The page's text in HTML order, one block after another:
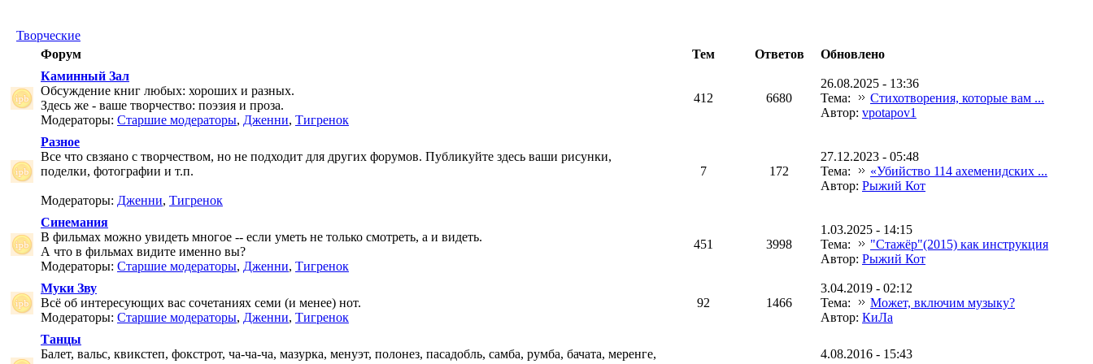
Творческие
Форум
Тем Ответов
Обновлено
Каминный Зал
Обсуждение книг любых: хороших и разных.
Здесь же - ваше творчество: поэзия и проза.
Модераторы: Старшие модераторы, Дженни, Тигренок
412 6680
26.08.2025 - 13:36
Тема:
Стихотворения, которые вам ...
Автор: vpotapov1
Разное
Все что свзяано с творчеством, но не подходит для других форумов. Публикуйте здесь ваши рисунки,
поделки, фотографии и т.п.
Модераторы: Дженни, Тигренок
7 172
27.12.2023 - 05:48
Тема:
«Убийство 114 ахеменидских ...
Автор: Рыжий Кот
Синемания
В фильмах можно увидеть многое -- если уметь не только смотреть, а и видеть.
А что в фильмах видите именно вы?
Модераторы: Старшие модераторы, Дженни, Тигренок
451 3998
1.03.2025 - 14:15
Тема:
"Стажёр"(2015) как инструкция
Автор: Рыжий Кот
Муки Зву
Всё об интересующих вас сочетаниях семи (и менее) нот.
Модераторы: Старшие модераторы, Дженни, Тигренок
92 1466
3.04.2019 - 02:12
Тема:
Может, включим музыку?
Автор: КиЛа
Танцы
Балет, вальс, квикстеп, фокстрот, ча-ча-ча, мазурка, менуэт, полонез, пасадобль, самба, румба, бачата, меренге,
4.08.2016 - 15:43